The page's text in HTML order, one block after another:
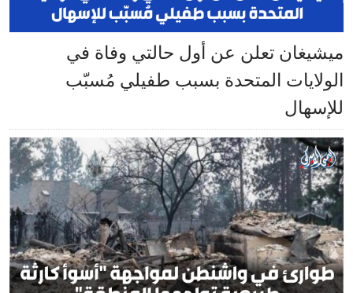
ميشيغان تعلن عن أول حالتي وفاة في
الولايات المتحدة بسبب طفيلي مُسبّب
للإسهال